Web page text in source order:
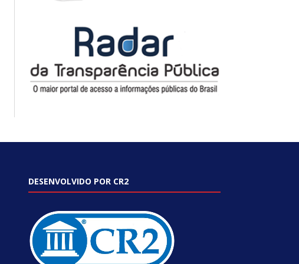
DESENVOLVIDO POR CR2